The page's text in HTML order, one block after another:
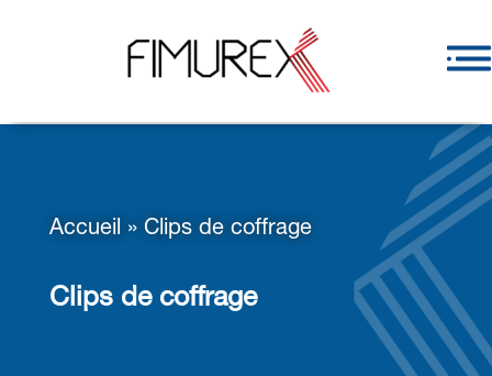
Accueil » Clips de coffrage
Clips de coffrage